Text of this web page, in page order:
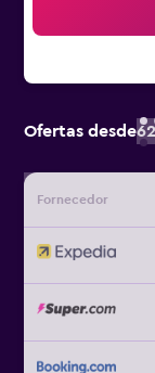
Ofertas desde
Fornecedor